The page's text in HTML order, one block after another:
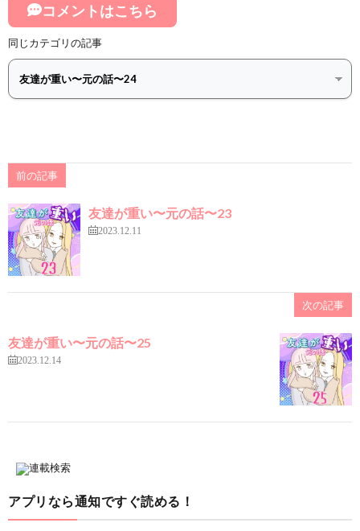
コメントはこちら
同じカテゴリの記事
前の記事
友達が重い〜元の話〜23
2023.12.11
次の記事
友達が重い〜元の話〜25
2023.12.14
アプリなら通知ですぐ読める！